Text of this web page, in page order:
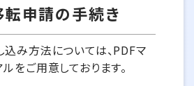
転申請の手続き
込み方法については、PDFマ
をご用意しております。